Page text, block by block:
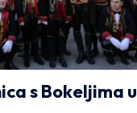
s Bokeljima u